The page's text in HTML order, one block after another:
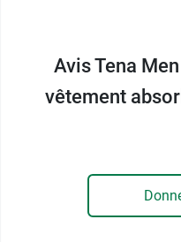
Avis Tena
vêtement